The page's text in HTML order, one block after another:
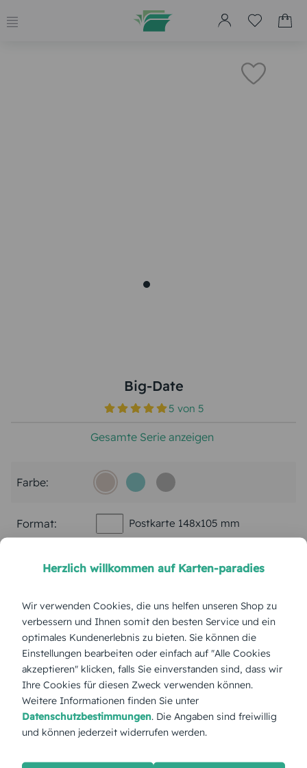
Big-Date
5 von 5
Gesamte Serie anzeigen
Farbe:
Format: Postkarte 148x105 mm
Papierart: Bilderdruck
Menge:
Stückpreis: 1,55 €
Gesamtpreis: 38,75 € Inkl. MwSt. zzgl. Versand
Herzlich willkommen auf Karten-paradies
Wir verwenden Cookies, die uns helfen unseren Shop zu
verbessern und Ihnen somit den besten Service und ein
optimales Kundenerlebnis zu bieten. Sie können die
Einstellungen bearbeiten oder einfach auf "Alle Cookies
akzeptieren" klicken, falls Sie einverstanden sind, dass wir
Ihre Cookies für diesen Zweck verwenden können.
Weitere Informationen finden Sie unter
Datenschutzbestimmungen. Die Angaben sind freiwillig
und können jederzeit widerrufen werden.